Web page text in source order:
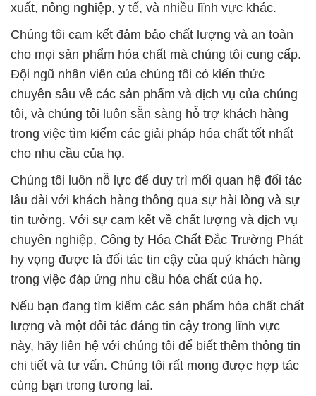
xuất, nông nghiệp, y tế, và nhiều lĩnh vực khác.
Chúng tôi cam kết đảm bảo chất lượng và an toàn
cho mọi sản phẩm hóa chất mà chúng tôi cung cấp.
Đội ngũ nhân viên của chúng tôi có kiến thức
chuyên sâu về các sản phẩm và dịch vụ của chúng
tôi, và chúng tôi luôn sẵn sàng hỗ trợ khách hàng
trong việc tìm kiếm các giải pháp hóa chất tốt nhất
cho nhu cầu của họ.
Chúng tôi luôn nỗ lực để duy trì mối quan hệ đối tác
lâu dài với khách hàng thông qua sự hài lòng và sự
tin tưởng. Với sự cam kết về chất lượng và dịch vụ
chuyên nghiệp, Công ty Hóa Chất Đắc Trường Phát
hy vọng được là đối tác tin cậy của quý khách hàng
trong việc đáp ứng nhu cầu hóa chất của họ.
Nếu bạn đang tìm kiếm các sản phẩm hóa chất chất
lượng và một đối tác đáng tin cậy trong lĩnh vực
này, hãy liên hệ với chúng tôi để biết thêm thông tin
chi tiết và tư vấn. Chúng tôi rất mong được hợp tác
cùng bạn trong tương lai.